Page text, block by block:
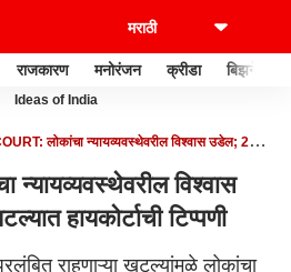
राजकारण मनोरंजन क्रीडा बिझनेस
Ideas of India
लोकांचा न्यायव्यवस्थेवरील विश्वास उडेल; 28 वर्ष
विश्वास
हायकोर्टाची टिप्पणी
राहणाऱ्या खटल्यांमुळे लोकांचा